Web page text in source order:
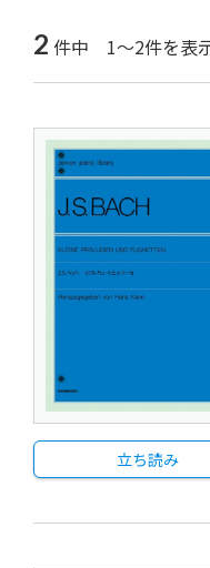
2 件中 1～2件を表
立ち読み